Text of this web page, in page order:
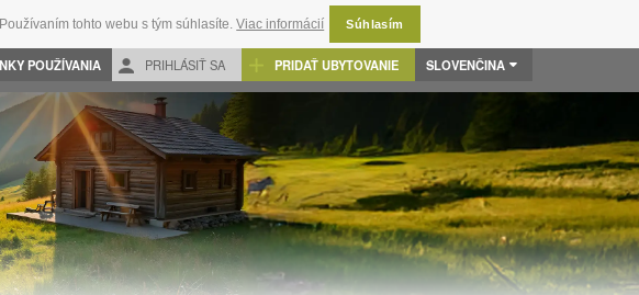
tohto webu s tým súhlasíte.Viac informácií Súhlasím
POUŽÍVANIA PRIHLÁSIŤ SA PRIDAŤ UBYTOVANIE SLOVENČINA